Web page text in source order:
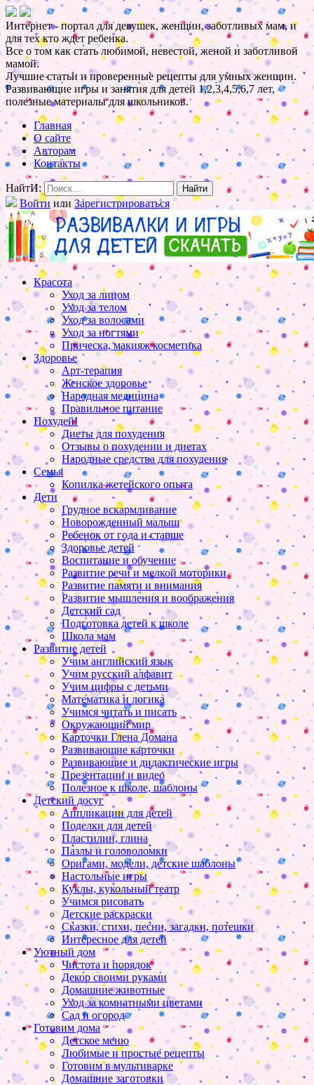
Интернет - портал для девушек, женщин, заботливых мам, и
для тех кто ждет ребенка.
Все о том как стать любимой, невестой, женой и заботливой
мамой.
Лучшие статьи и проверенные рецепты для умных женщин.
Развивающие игры и занятия для детей 1,2,3,4,5,6,7 лет,
полезные материалы для школьников.
Главная
О сайте
Авторам
Контакты
НайтИ:
Войти или Зарегистрироваться
Красота
Уход за лицом
Уход за телом
Уход за волосами
Уход за ногтями
Прическа, макияж косметика
Здоровье
Арт-терапия
Женское здоровье
Народная медицина
Правильное питание
Похудей!
Диеты для похудения
Отзывы о похудении и диетах
Народные средства для похудения
Семья
Копилка жетейского опыта
Дети
Грудное вскармливание
Новорожденный малыш
Ребенок от года и старше
Здоровье детей
Воспитание и обучение
Развитие речи и мелкой моторики
Развитие памяти и внимания
Развитие мышления и воображения
Детский сад
Подготовка детей к школе
Школа мам
Развитие детей
Учим английский язык
Учим русский алфавит
Учим цифры с детьми
Математика и логика
Учимся читать и писать
Окружающий мир
Карточки Глена Домана
Развивающие карточки
Развивающие и дидактические игры
Презентации и видео
Полезное к школе, шаблоны
Детский досуг
Аппликации для детей
Поделки для детей
Пластилин, глина
Пазлы и головоломки
Оригами, модели, детские шаблоны
Настольные игры
Куклы, кукольный театр
Учимся рисовать
Детские раскраски
Сказки, стихи, песни, загадки, потешки
Интересное для детей
Уютный дом
Чистота и порядок
Декор своими руками
Домашние животные
Уход за комнатными цветами
Сад и огород
Готовим дома
Детское меню
Любимые и простые рецепты
Готовим в мультиварке
Домашние заготовки